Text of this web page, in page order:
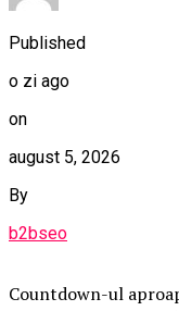
Published
o zi ago
on
august 5, 2026
By
b2bseo
Countdown-ul